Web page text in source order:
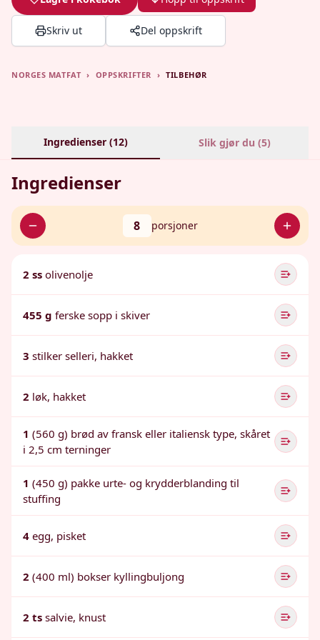
Skriv ut Del oppskrift
NORGES MATFAT › OPPSKRIFTER › TILBEHØR
Ingredienser (12) Slik gjør du (5)
Ingredienser
8 porsjoner
2 ss olivenolje
455 g ferske sopp i skiver
3 stilker selleri, hakket
2 løk, hakket
1 (560 g) brød av fransk eller italiensk type, skåret
i 2,5 cm terninger
1 (450 g) pakke urte- og krydderblanding til
stuffing
4 egg, pisket
2 (400 ml) bokser kyllingbuljong
2 ts salvie, knust